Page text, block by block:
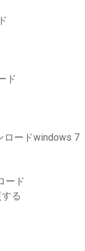
ド
ロードwindows 7
ード
る